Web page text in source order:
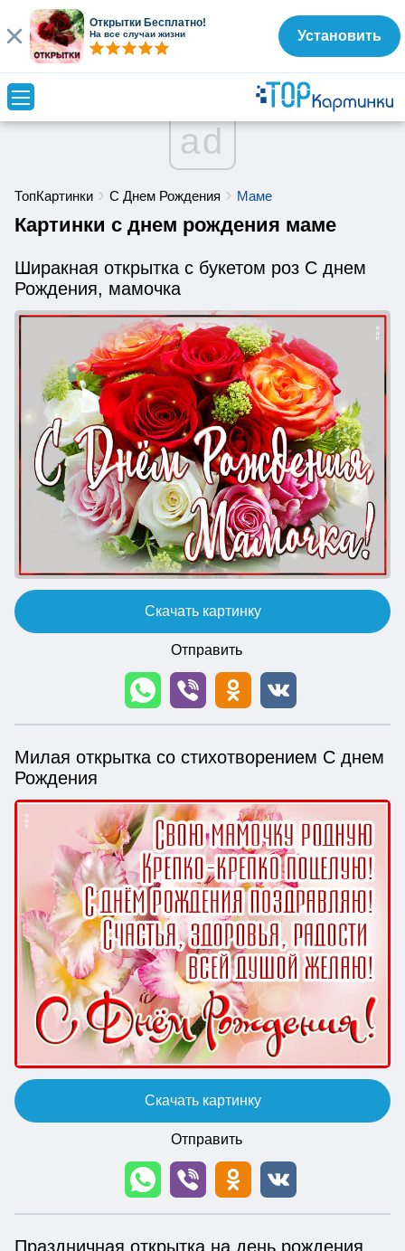
ad
ТопКартинки С Днем Рождения Маме
Картинки с днем рождения маме
Ширакная открытка с букетом роз С днем
Рождения, мамочка
Скачать картинку
Отправить
Милая открытка со стихотворением С днем
Рождения
Скачать картинку
Отправить
Праздничная открытка на день рождения
Открытки Бесплатно!
На все случаи жизни Установить